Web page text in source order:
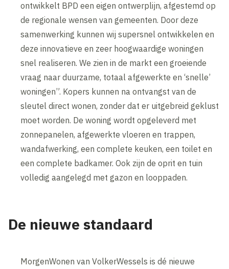
ontwikkelt BPD een eigen ontwerplijn, afgestemd op
de regionale wensen van gemeenten. Door deze
samenwerking kunnen wij supersnel ontwikkelen en
deze innovatieve en zeer hoogwaardige woningen
snel realiseren. We zien in de markt een groeiende
vraag naar duurzame, totaal afgewerkte en ‘snelle’
woningen”. Kopers kunnen na ontvangst van de
sleutel direct wonen, zonder dat er uitgebreid geklust
moet worden. De woning wordt opgeleverd met
zonnepanelen, afgewerkte vloeren en trappen,
wandafwerking, een complete keuken, een toilet en
een complete badkamer. Ook zijn de oprit en tuin
volledig aangelegd met gazon en looppaden.
De nieuwe standaard
MorgenWonen van VolkerWessels is dé nieuwe